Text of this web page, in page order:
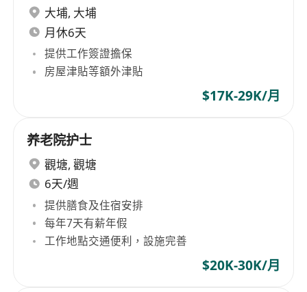
大埔, 大埔
月休6天
提供工作簽證擔保
房屋津貼等額外津貼
$17K-29K/月
养老院护士
觀塘, 觀塘
6天/週
提供膳食及住宿安排
每年7天有薪年假
工作地點交通便利，設施完善
$20K-30K/月